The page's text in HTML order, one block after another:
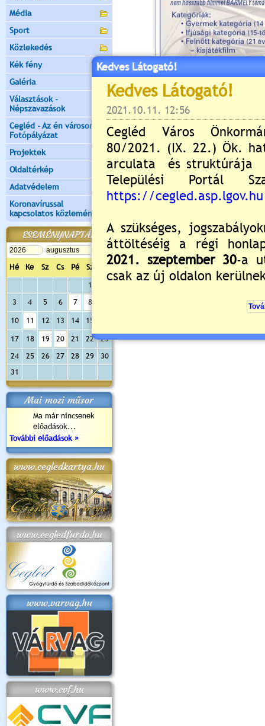
Média
Sport
Közlekedés
Kék fény
Galéria
Választások -
Népszavazások
Cegléd - Az én városom -
Fotópályázat
Projektek
Oldaltérkép
Adatvédelem
Koronavírussal
kapcsolatos közlemények
ESEMÉNYNAPTÁR
Hé Ke Sz Cs Pé Sz
Va
1
3
4 5 6 7 8
10 11 12 13 14 15
17 18 19 20 21 22
23
24
25 26 27 28 29
30
31
Mai mozi műsor
Ma már nincsenek
előadások...
További előadások »
www.cegledkartya.hu
www.cegledfurdo.hu
www.varvag.hu
www.cvf.hu
Értékelés:
Még nincsenek hozzászólások
Új hozzászólás:
Kérjük jelentkezzen be,
Kedves Látogató!